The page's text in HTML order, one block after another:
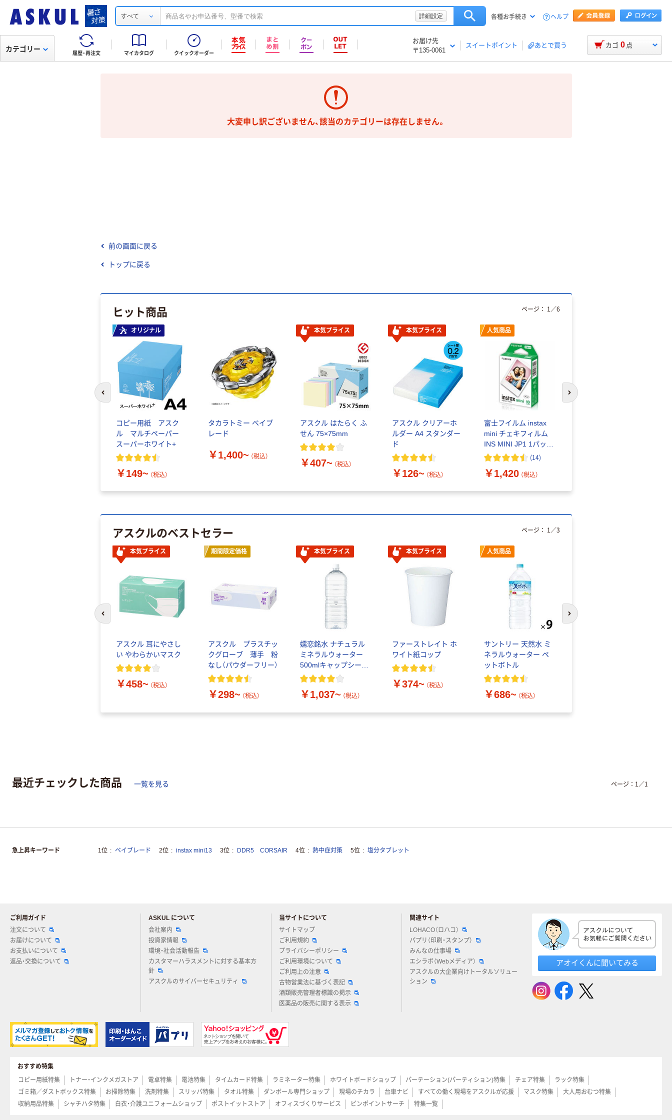
すべて 詳細設定 各種お手続き ヘルプ
履歴・再注文 マイカタログ クイックオーダー
お届け先
〒135-0061
スイートポイント あとで買う
カテゴリー カゴ 0 点
大変申し訳ございません、該当のカテゴリーは存在しません。
前の画面に戻る
トップに戻る
ヒット商品
オリジナル
コピー用紙 アスク
ル マルチペーパー
スーパーホワイト+
￥149~ （税込）
タカラトミー ベイブ
レード
￥1,400~ （税込）
本気プライス
アスクル はたらく ふ
せん 75×75mm
￥407~ （税込）
本気プライス
アスクル クリアーホ
ルダー A4 スタンダー
ド
￥126~ （税込）
人気商品
富士フイルム instax
mini チェキフィルム
INS MINI JP1 1パック
（10枚入り）
(14)
￥1,420 （税込）
ページ： 1 ／6
前のスライドへ 次のスライドへ
アスクルのベストセラー
本気プライス
アスクル 耳にやさし
い やわらかいマスク
￥458~ （税込）
期間限定価格
アスクル プラスチッ
クグローブ 薄手 粉
なし（パウダーフリー）
￥298~ （税込）
本気プライス
嬬恋銘水 ナチュラル
ミネラルウォーター
500mlキャップシール
付き／2Lラベルレス
￥1,037~ （税込）
本気プライス
ファーストレイト ホ
ワイト紙コップ
￥374~ （税込）
人気商品
サントリー 天然水 ミ
ネラルウォーター ペ
ットボトル
￥686~ （税込）
ページ： 1 ／3
次のスライドへ
最近チェックした商品 一覧を見る ページ： 1 ／1
急上昇キーワード 1位 ベイブレード 2位 instax mini13 3位 DDR5 CORSAIR 4位 熱中症対策 5位 塩分タブレット
ご利用ガイド
注文について
お届けについて
お支払いについて
返品・交換について
ASKUL について
会社案内
投資家情報
環境・社会活動報告
カスタマーハラスメントに対する基本方
針
アスクルのサイバーセキュリティ
当サイトについて
サイトマップ
ご利用規約
プライバシーポリシー
ご利用環境について
ご利用上の注意
古物営業法に基づく表記
酒類販売管理者標識の掲示
医薬品の販売に関する表示
関連サイト
LOHACO（ロハコ）
パプリ（印刷・スタンプ）
みんなの仕事場
エシラボ（Webメディア）
アスクルの大企業向けトータルソリュー
ション
アオイくんに聞いてみる
おすすめ特集
コピー用紙特集
トナー・インクメガストア 電卓特集 電池特集 タイムカード特集 ラミネーター特集 ホワイトボードショップ パーテーション(パーティション)特集 チェア特集
ラック特集
ゴミ箱／ダストボックス特集
お掃除特集 洗剤特集 スリッパ特集 タオル特集 ダンボール専門ショップ 現場のチカラ 台車ナビ すべての働く現場をアスクルが応援 マスク特集
大人用おむつ特集
収納用品特集
シャチハタ特集 白衣・介護ユニフォームショップ ポストイットストア オフィスづくりサービス ピンポイントサーチ 特集一覧